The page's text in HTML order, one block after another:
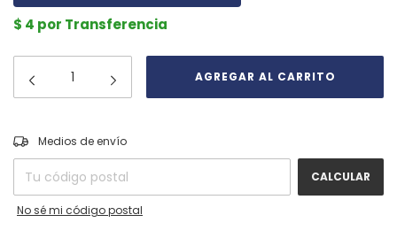
$ 4 por Transferencia
Entregas para el CP:
Medios de envío
CALCULAR
No sé mi código postal